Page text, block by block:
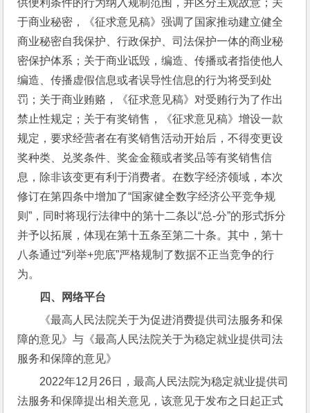
供便利条件的行为纳入规制范围，并区分主观故意；关
于商业秘密，《征求意见稿》强调了国家推动建立健全
商业秘密自我保护、行政保护、司法保护一体的商业秘
密保护体系；关于商业诋毁，编造、传播或者指使他人
编造、传播虚假信息或者误导性信息的行为将受到处
罚；关于商业贿赂，《征求意见稿》对受贿行为了作出
禁止性规定；关于有奖销售，《征求意见稿》增设一款
规定，要求经营者在有奖销售活动开始后，不得变更设
奖种类、兑奖条件、奖金金额或者奖品等有奖销售信
息，除非该变更有利于消费者。在数字经济领域，本次
修订在第四条中增加了“国家健全数字经济公平竞争规
则”，同时将现行法律中的第十二条以“总-分”的形式拆分
并予以拓展，体现在第十五条至第二十条。其中，第十
八条通过“列举+兜底”严格规制了数据不正当竞争的行
为。
四、
网络平台
《最高人民法院关于为促进消费提供司法服务和保
障的意见》与《最高人民法院关于为稳定就业提供司法
服务和保障的意见》
2022年12月26日，最高人民法院为稳定就业提供司
法服务和保障提出相关意见，该意见于发布之日起正式